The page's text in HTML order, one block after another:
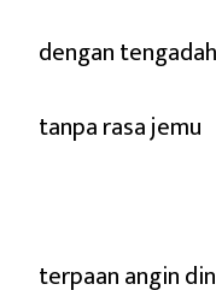
dengan
tanpa rasa jemu
terpaan angin